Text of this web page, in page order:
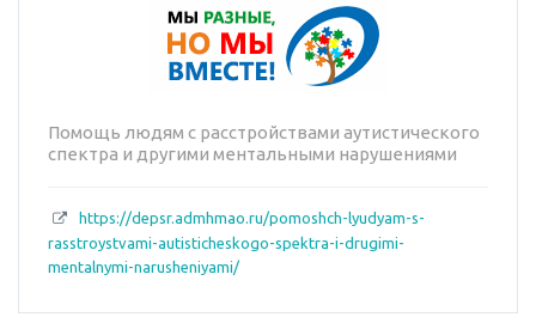
Помощь людям с расстройствами аутистического
спектра и другими ментальными нарушениями
https://depsr.admhmao.ru/pomoshch-lyudyam-s-
rasstroystvami-autisticheskogo-spektra-i-drugimi-
mentalnymi-narusheniyami/